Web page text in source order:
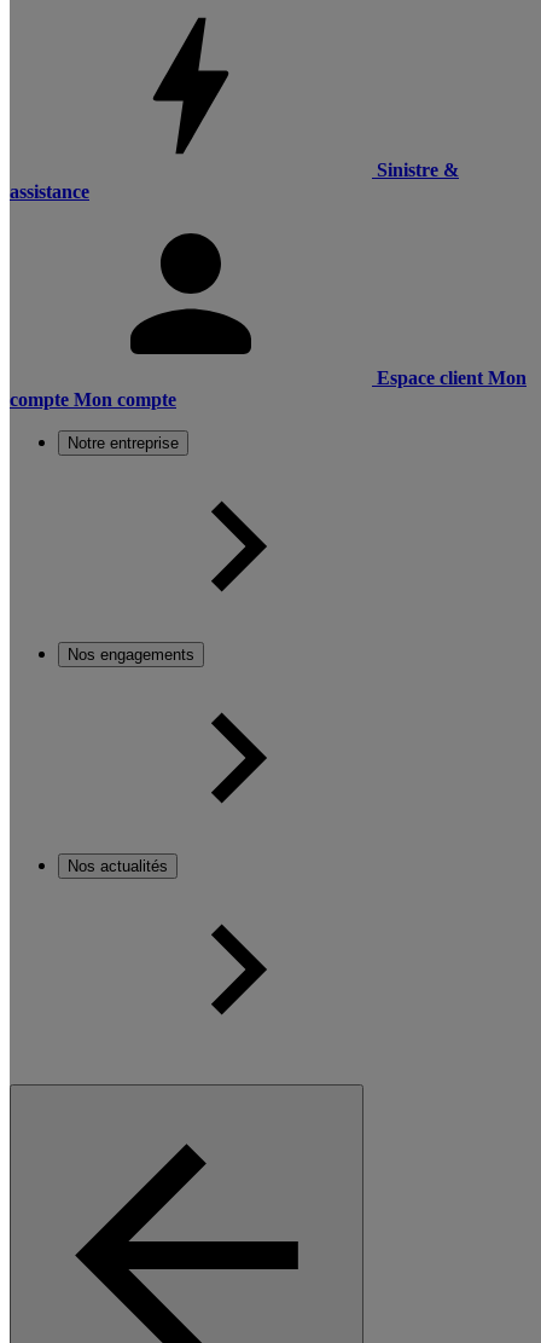
Sinistre &
assistance
Espace client Mon
compte Mon compte
Notre entreprise
Nos engagements
Nos actualités